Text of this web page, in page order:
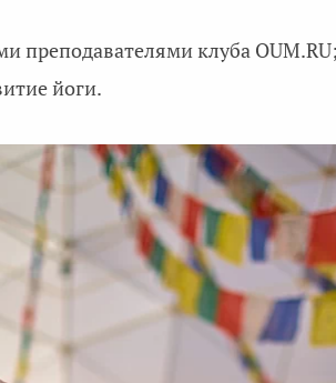
преподавателями клуба
йоги.